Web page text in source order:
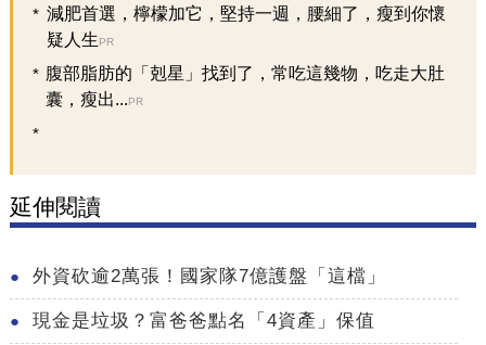
減肥首選，檸檬加它，堅持一週，腰細了，瘦到你懷
疑人生PR
腹部脂肪的「剋星」找到了，常吃這幾物，吃走大肚
囊，瘦出...PR
延伸閱讀
外資砍逾2萬張！國家隊7億護盤「這檔」
現金是垃圾？富爸爸點名「4資產」保值